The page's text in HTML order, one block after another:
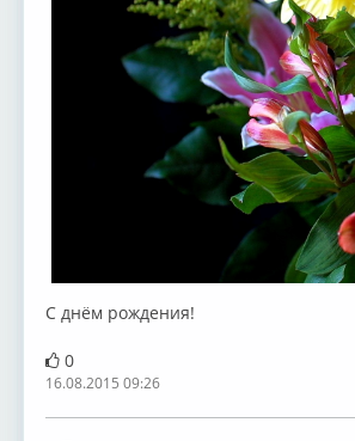
С днём рождения!
0
16.08.2015 09:26